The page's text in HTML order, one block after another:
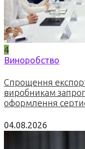
4
Виноробство
Спрощення
виробникам
оформлення
04.08.2026